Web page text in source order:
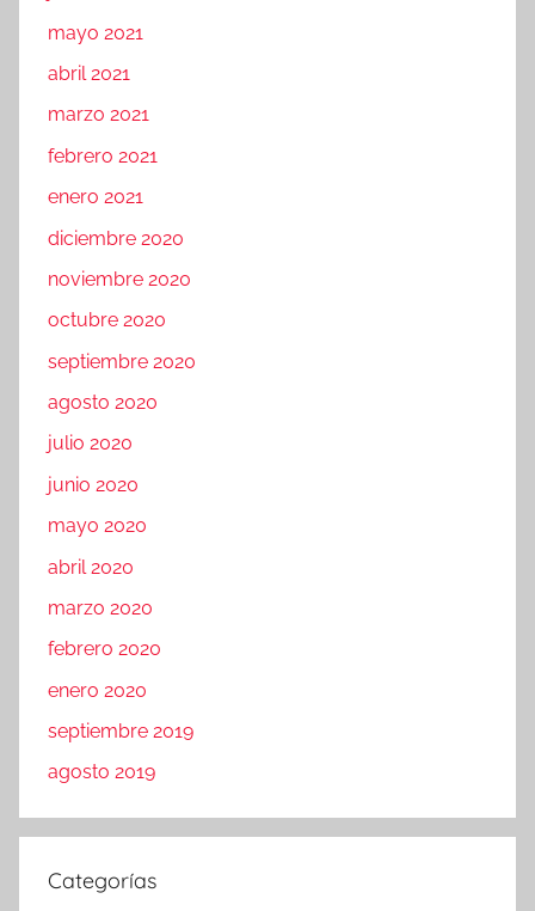
mayo 2021
abril 2021
marzo 2021
febrero 2021
enero 2021
diciembre 2020
noviembre 2020
octubre 2020
septiembre 2020
agosto 2020
julio 2020
junio 2020
mayo 2020
abril 2020
marzo 2020
febrero 2020
enero 2020
septiembre 2019
agosto 2019
Categorías